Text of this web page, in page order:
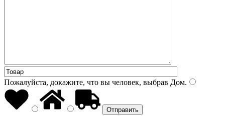
Пожалуйста, докажите, что вы человек, выбрав Дом.